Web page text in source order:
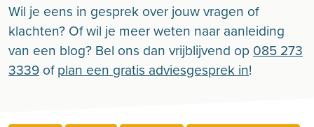
Wil je eens in gesprek over jouw vragen of
klachten? Of wil je meer weten naar aanleiding
van een blog? Bel ons dan vrijblijvend op 085 273
3339 ofplan een gratis adviesgesprek in!